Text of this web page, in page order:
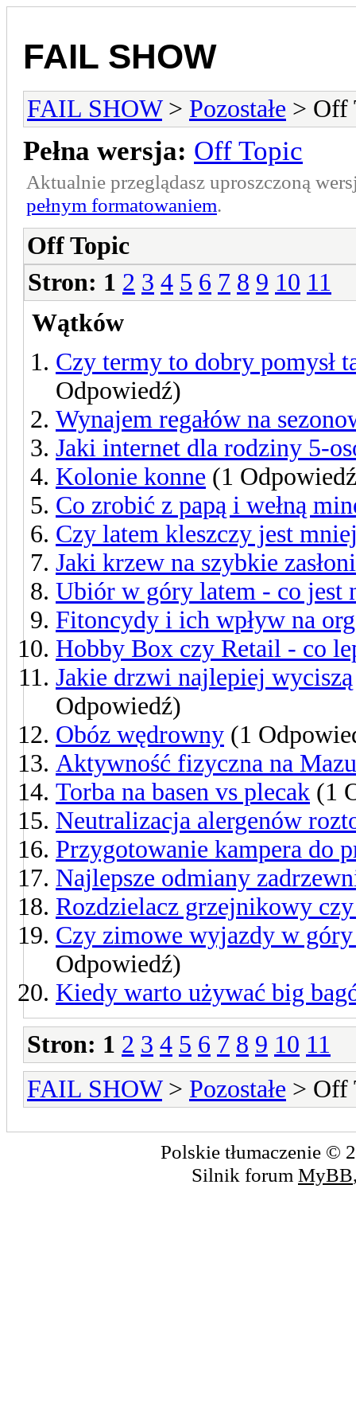
FAIL SHOW
FAIL SHOW> Pozostałe > Off
Pełna wersja: Off Topic
Aktualnie przeglądasz uproszczoną
pełnym formatowaniem.
Off Topic
Stron: 1 2 3 4 5 6 7 8 9 10 11
Wątków
Czy termy to dobry pomysł
Odpowiedź)
Wynajem regałów na
Jaki internet dla rodziny 5-
Kolonie konne (1
Co zrobić z papą i wełną
Czy latem kleszczy jest
Jaki krzew na szybkie
Ubiór w góry latem - co jest
Fitoncydy i ich wpływ na
Hobby Box czy Retail - co
Jakie drzwi najlepiej
Odpowiedź)
Obóz wędrowny (1
Aktywność fizyczna na
Torba na basen vs plecak (1
Neutralizacja alergenów
Przygotowanie kampera do
Najlepsze odmiany
Rozdzielacz grzejnikowy
Czy zimowe wyjazdy w
Odpowiedź)
Kiedy warto używać big
Stron: 1 2 3 4 5 6 7 8 9 10 11
FAIL SHOW> Pozostałe > Off
Polskie tłumaczenie ©
Silnik forum MyBB